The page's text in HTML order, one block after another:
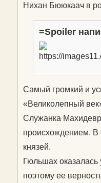
Нихан Бююкаач в
=Spoiler
Самый громкий и
«Великолепный
Служанка
происхождением. В
князей.
Гюльшах
поэтому ее